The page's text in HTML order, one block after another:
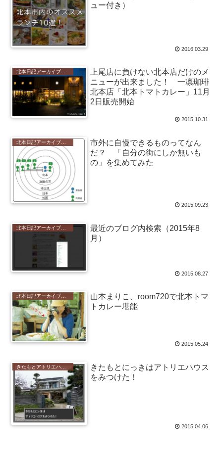
ュー付き）
2016.03.29
北本日記アーカイブ（記録保存）
上尾店に負けない北本店だけのメ
ニューが出来ました！ 一凛珈琲
北本店「北本トマトカレー」11月
2日販売開始
2015.10.31
市外に自慢できるものってなん
だ？ 「自分の街にしか無いも
の」を集めてみた
2015.09.23
北本日記アーカイブ（記録保存）
最近のブログ内検索（2015年8
月）
2015.08.27
北本日記アーカイブ（記録保存）
山本まりこ、room720で北本トマ
トカレー堪能
2015.05.24
きたもとにっきはアトリエハウス
をみつけた！
2015.04.06